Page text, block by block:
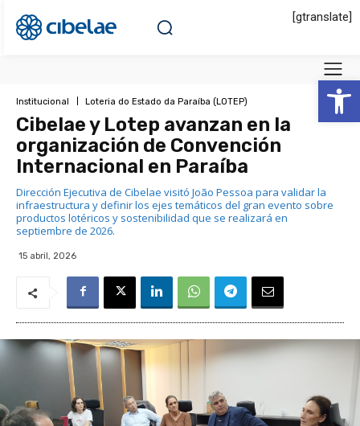
Abrir
[gtranslate]
Institucional Loteria do Estado da Paraíba (LOTEP)
Cibelae y Lotep avanzan en la
organización de Convención
Internacional en Paraíba
Dirección Ejecutiva de Cibelae visitó João Pessoa para validar la
infraestructura y definir los ejes temáticos del gran evento sobre
productos lotéricos y sostenibilidad que se realizará en
septiembre de 2026.
15 abril, 2026